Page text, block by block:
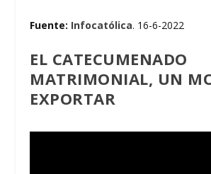
Fuente: Infocatólica. 16-6-2022
EL CATECUMENADO
MATRIMONIAL, UN
EXPORTAR